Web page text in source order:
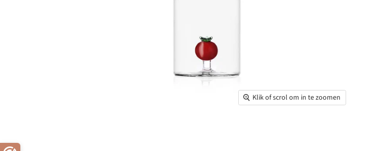
Klik of scrol om in te zoomen